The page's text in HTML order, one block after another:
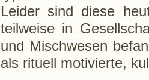
Leider sind diese
teilweise in
und Mischwesen
als rituell motivierte,